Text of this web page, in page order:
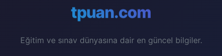
tpuan.com
Eğitim ve sınav dünyasına dair en güncel bilgiler.